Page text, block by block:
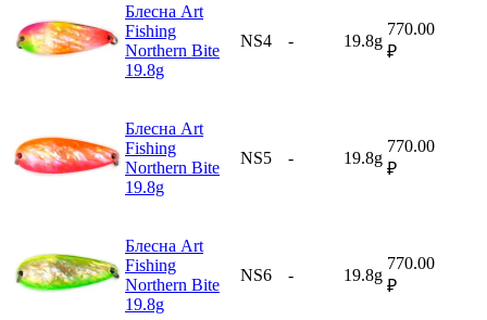
Блесна Art
Fishing
Northern Bite
19.8g
NS4 - 19.8g
770.00
₽
Блесна Art
Fishing
Northern Bite
19.8g
NS5 - 19.8g
770.00
₽
Блесна Art
Fishing
Northern Bite
19.8g
NS6 - 19.8g
770.00
₽